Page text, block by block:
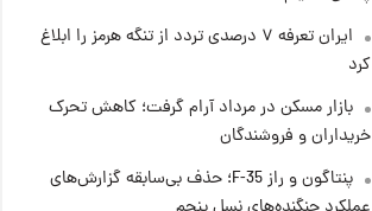
ایران تعرفه ۷ درصدی تردد از تنگه هرمز را ابلاغ
کرد
بازار مسکن در مرداد آرام گرفت؛ کاهش تحرک
خریداران و فروشندگان
پنتاگون و راز F-35؛ حذف بی‌سابقه گزارش‌های